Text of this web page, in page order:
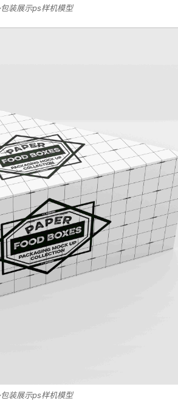
装展示ps样机模型
装展示ps样机模型